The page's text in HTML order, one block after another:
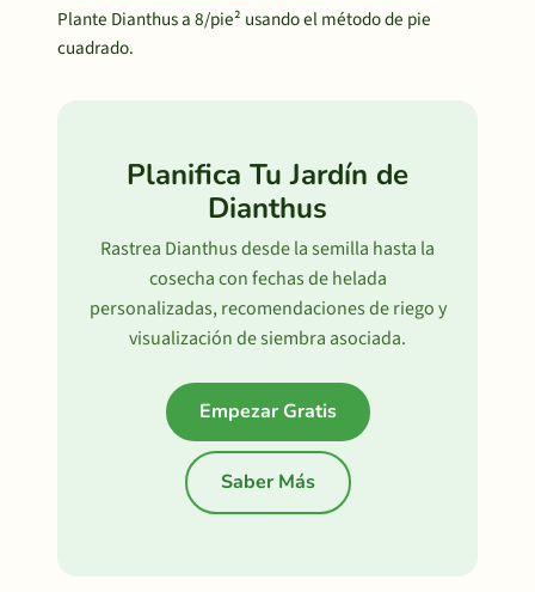
Plante Dianthus a 8/pie² usando el método de pie
cuadrado.
Planifica Tu Jardín de
Dianthus
Rastrea Dianthus desde la semilla hasta la
cosecha con fechas de helada
personalizadas, recomendaciones de riego y
visualización de siembra asociada.
Empezar Gratis
Saber Más